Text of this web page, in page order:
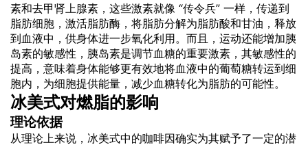
素和去甲肾上腺素，这些激素就像 “传令兵” 一样，传递到
脂肪细胞，激活脂肪酶，将脂肪分解为脂肪酸和甘油，释放
到血液中，供身体进一步氧化利用。而且，运动还能增加胰
岛素的敏感性，胰岛素是调节血糖的重要激素，其敏感性的
提高，意味着身体能够更有效地将血液中的葡萄糖转运到细
胞内，为细胞提供能量，减少血糖转化为脂肪的可能性。
冰美式对燃脂的影响
理论依据
从理论上来说，冰美式中的咖啡因确实为其赋予了一定的潜